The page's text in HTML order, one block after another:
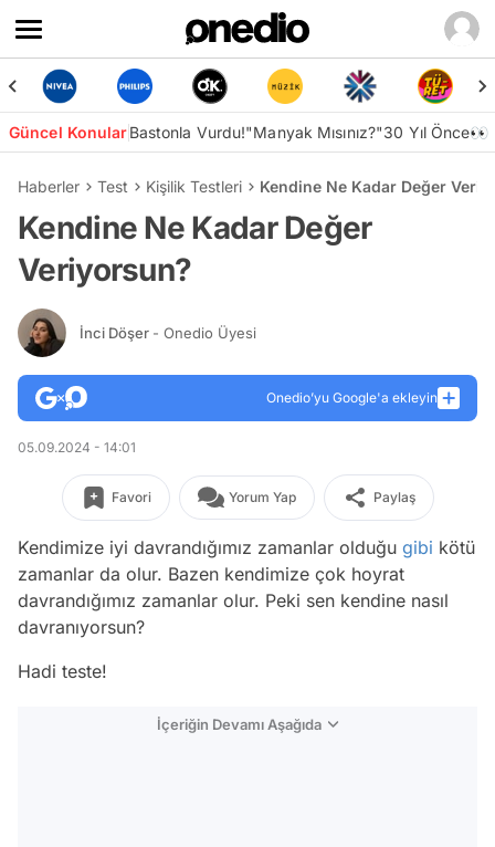
Güncel KonularBastonla Vurdu!"Manyak Mısınız?"30 Yıl Önce👀
Haberler Test Kişilik Testleri Kendine Ne Kadar Değer
Kendine Ne Kadar Değer
Veriyorsun?
İnci Döşer - Onedio Üyesi
Onedio’yu Google'a ekleyin
05.09.2024 - 14:01
Favori Yorum Yap Paylaş
Kendimize iyi davrandığımız zamanlar olduğu gibi kötü
zamanlar da olur. Bazen kendimize çok hoyrat
davrandığımız zamanlar olur. Peki sen kendine nasıl
davranıyorsun?
Hadi teste!
İçeriğin Devamı Aşağıda